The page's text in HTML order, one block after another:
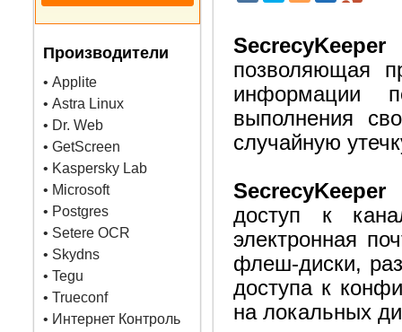
Производители
• Applite
• Astra Linux
• Dr. Web
• GetScreen
• Kaspersky Lab
• Microsoft
• Postgres
• Setere OCR
• Skydns
• Tegu
• Trueconf
• Интернет Контроль
позволяющая
информации
выполнения
случайную
SecrecyKeeper
доступ к
электронная
флеш-диски,
доступа к
на локальных